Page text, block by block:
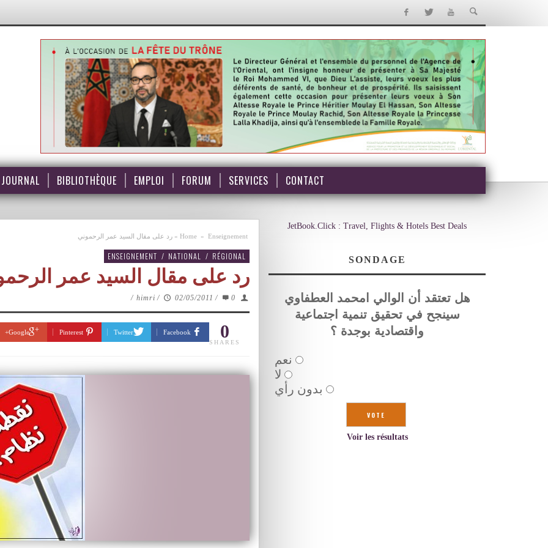
JOURNAL BIBLIOTHÈQUE EMPLOI FORUM SERVICES CONTACT
Home » Enseignement
» رد على مقال السيد عمر الرحموني
ENSEIGNEMENT / NATIONAL / RÉGIONAL
رد على مقال السيد عمر
himri / 02/05/2011 / 0
/
0
SHARES
Facebook
Twitter
Pinterest
Google+
JetBook.Click : Travel, Flights & Hotels Best Deals
SONDAGE
هل تعتقد أن الوالي امحمد العطفاوي
سينجح في تحقيق تنمية اجتماعية
واقتصادية بوجدة ؟
نعم
لا
بدون رأي
Voir les résultats